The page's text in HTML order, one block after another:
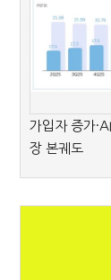
가입자 증가
장 본궤도